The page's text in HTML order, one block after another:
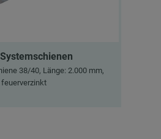
38/40, Länge: 2.000 mm,
feuerverzinkt